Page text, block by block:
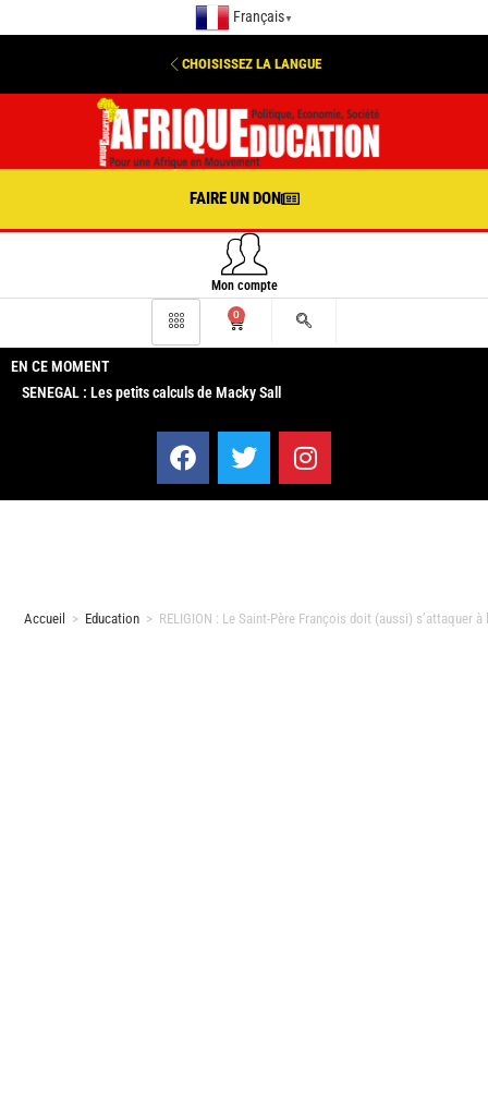
Français ▼
CHOISISSEZ LA LANGUE
FAIRE UN DON
Mon compte
0
EN CE MOMENT
SENEGAL : Les petits calculs de Macky Sall
Accueil > Education > RELIGION : Le Saint-Père François doit (aussi) s’attaquer